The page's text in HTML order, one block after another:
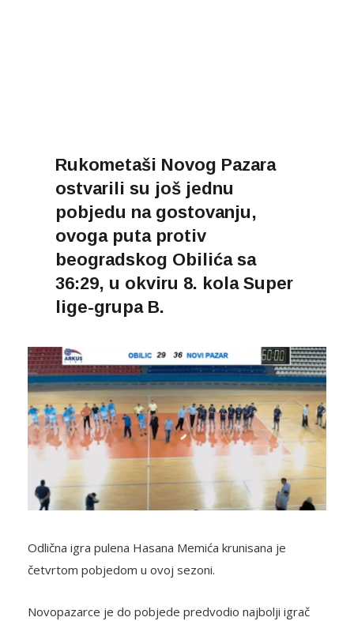
Rukometaši Novog Pazara
ostvarili su još jednu
pobjedu na gostovanju,
ovoga puta protiv
beogradskog Obilića sa
36:29, u okviru 8. kola Super
lige-grupa B.
Odlična igra pulena Hasana Memića krunisana je
četvrtom pobjedom u ovoj sezoni.
Novopazarce je do pobjede predvodio najbolji igrač